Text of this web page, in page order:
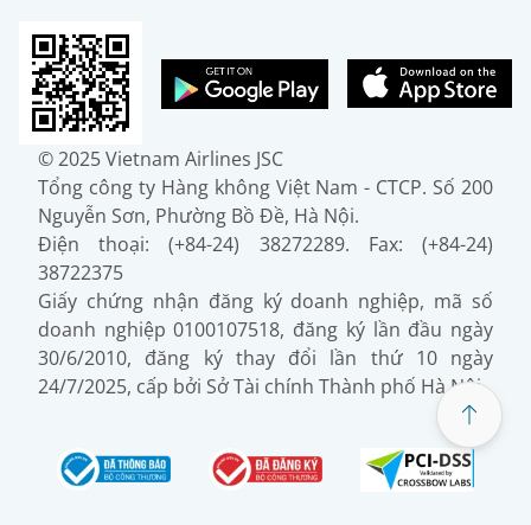
© 2025 Vietnam Airlines JSC
Tổng công ty Hàng không Việt Nam - CTCP. Số 200
Nguyễn Sơn, Phường Bồ Đề, Hà Nội.
Điện thoại: (+84-24) 38272289. Fax: (+84-24)
38722375
Giấy chứng nhận đăng ký doanh nghiệp, mã số
doanh nghiệp 0100107518, đăng ký lần đầu ngày
30/6/2010, đăng ký thay đổi lần thứ 10 ngày
24/7/2025, cấp bởi Sở Tài chính Thành phố Hà Nội.